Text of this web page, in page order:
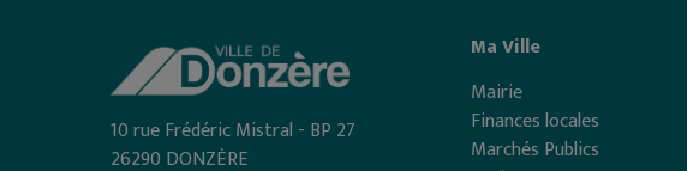
10 rue Frédéric Mistral - BP 27
26290 DONZÈRE
Ma Ville
Mairie
Finances locales
Marchés Publics